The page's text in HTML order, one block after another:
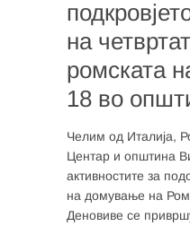
на
ромската
18 во
Челим од Италија,
Центар и општина
активностите за
на домување на
Деновиве се